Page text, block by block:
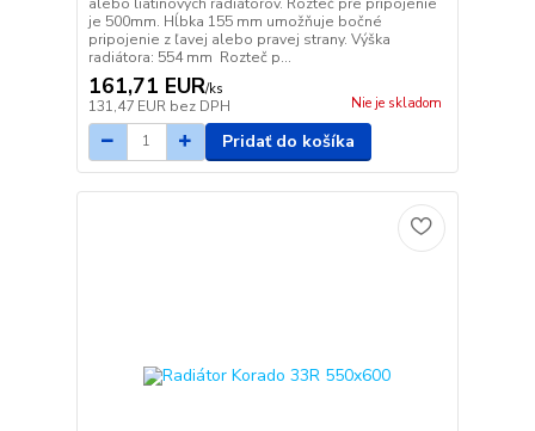
je 500mm. Hĺbka 155 mm umožňuje bočné
pripojenie z ľavej alebo pravej strany. Výška
radiátora: 554 mm Rozteč p...
161,71 EUR/ks
131,47 EUR bez DPH Nie je skladom
Pridať do košíka